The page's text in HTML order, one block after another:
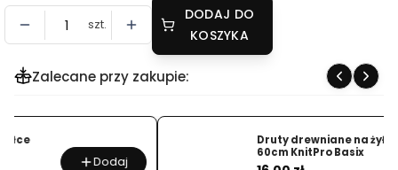
szt.
DODAJ DO
KOSZYKA
Zalecane przy zakupie:
60cm KnitPro Basix